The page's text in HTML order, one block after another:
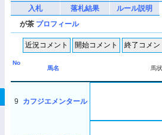
入札
落札結果
ルール説明
が茶 プロフィール
No
馬名
馬
9 カフジエメンタール